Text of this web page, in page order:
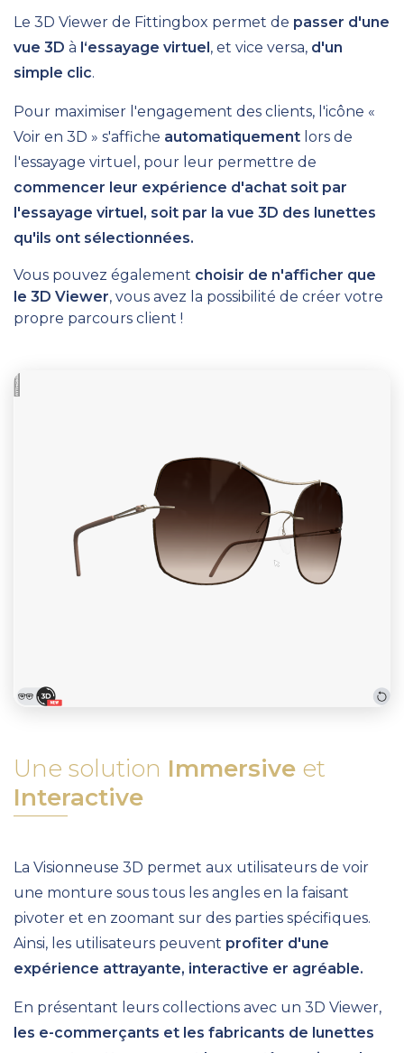
Le 3D Viewer de Fittingbox permet de passer d'une
vue 3D à l‘essayage virtuel , et vice versa, d'un
simple clic.
Pour maximiser l'engagement des clients, l'icône «
Voir en 3D » s'affiche automatiquement lors de
l'essayage virtuel, pour leur permettre de
commencer leur expérience d'achat soit par
l'essayage virtuel, soit par la vue 3D des lunettes
qu'ils ont sélectionnées.
Vous pouvez également choisir de n'afficher que
le 3D Viewer, vous avez la possibilité de créer votre
propre parcours client !
Une solution Immersive et
Interactive
La Visionneuse 3D permet aux utilisateurs de voir
une monture sous tous les angles en la faisant
pivoter et en zoomant sur des parties spécifiques.
Ainsi, les utilisateurs peuvent profiter d'une
expérience attrayante, interactive er agréable.
En présentant leurs collections avec un 3D Viewer,
les e-commerçants et les fabricants de lunettes